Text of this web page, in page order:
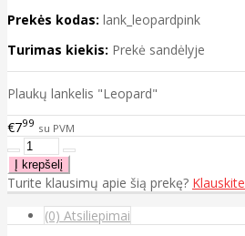
Prekės kodas: lank_leopardpink
Turimas kiekis: Prekė sandėlyje
Plaukų lankelis "Leopard"
€799 su PVM
Turite klausimų apie šią prekę? Klauskite
(0) Atsiliepimai